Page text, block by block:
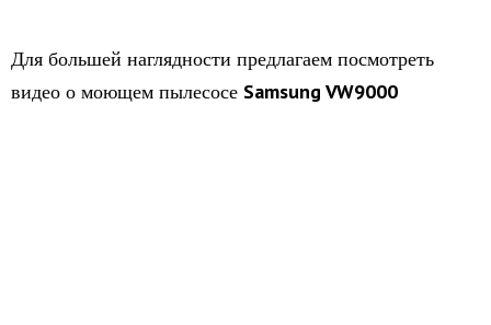
Для большей наглядности предлагаем посмотреть
видео о моющем пылесосе Samsung VW9000